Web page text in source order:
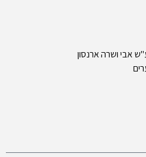
אבי ושרה ארנסון